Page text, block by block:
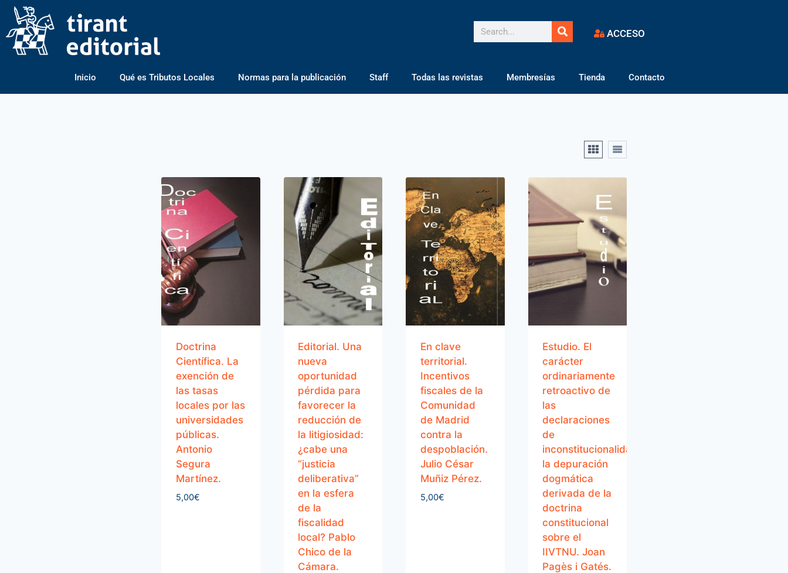
ACCESO
Inicio Qué es Tributos Locales Normas para la publicación Staff Todas las revistas Membresías Tienda Contacto
Doctrina
Científica. La
exención de
las tasas
locales por las
universidades
públicas.
Antonio
Segura
Martínez.
5,00€
Editorial. Una
nueva
oportunidad
pérdida para
favorecer la
reducción de
la litigiosidad:
¿cabe una
“justicia
deliberativa”
en la esfera
de la
fiscalidad
local? Pablo
Chico de la
Cámara.
En clave
territorial.
Incentivos
fiscales de la
Comunidad
de Madrid
contra la
despoblación.
Julio César
Muñiz Pérez.
5,00€
Estudio. El
carácter
ordinariamente
retroactivo de
las
declaraciones
de
inconstitucionalidad:
la depuración
dogmática
derivada de la
doctrina
constitucional
sobre el
IIVTNU. Joan
Pagès i Gatés.